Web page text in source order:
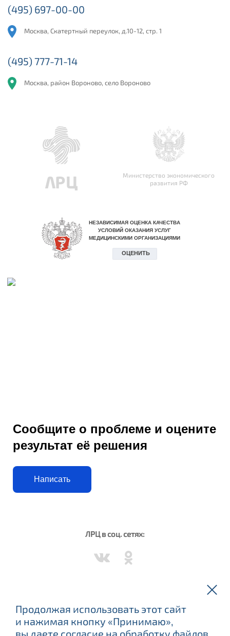
(495) 697-00-00
Москва, Скатертный переулок, д.10-12, стр. 1
(495) 777-71-14
Москва, район Вороново, село Вороново
Министерство экономического
развития РФ
Сообщите о проблеме и оцените
результат её решения
Написать
ЛРЦ в соц. сетях:
Продолжая использовать этот сайт
и нажимая кнопку «Принимаю»,
вы даете согласие на обработку файлов